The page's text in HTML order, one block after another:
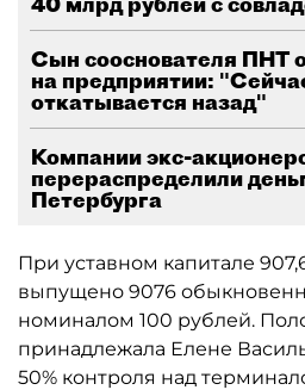
Сын сооснователя ПНТ
на предприятии:
откатывается назад"
Компании экс-
перераспределили
Петербурга
При уставном капитале
выпущено 9076
номиналом 100 рублей.
принадлежала Елене
50% контроля над